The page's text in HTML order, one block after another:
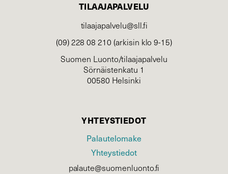
TILAAJAPALVELU
tilaajapalvelu@sll.fi
(09) 228 08 210 (arkisin klo 9-15)
Suomen Luonto/tilaajapalvelu
Sörnäistenkatu 1
00580 Helsinki
YHTEYSTIEDOT
Palautelomake
Yhteystiedot
palaute@suomenluonto.fi